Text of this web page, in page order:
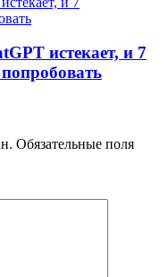
истекает, и 7
Обязательные поля